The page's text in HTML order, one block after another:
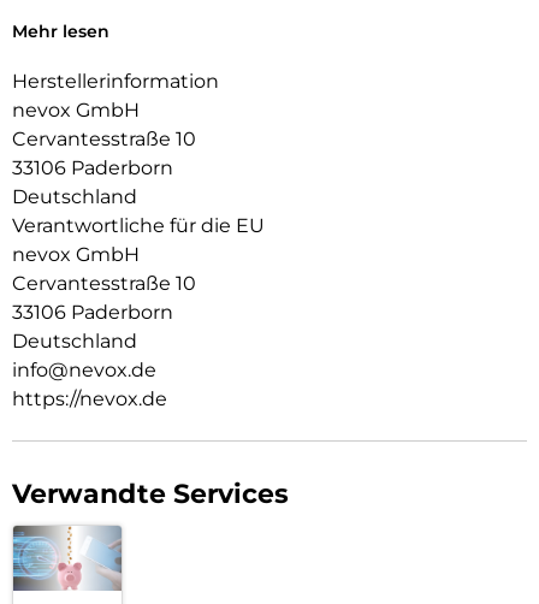
Bitte beachten Sie, dass Sie für dieses Ladegerät
ausgelegt sind.
Minderwertige Kabel können die Ladeleistung
beeinträchtigen und sogar gefährlich werden.
Mehr lesen
Herstellerinformation
nevox GmbH
Cervantesstraße 10
33106 Paderborn
Deutschland
Verantwortliche für die EU
nevox GmbH
Cervantesstraße 10
33106 Paderborn
Deutschland
info@nevox.de
https://nevox.de
Verwandte Services